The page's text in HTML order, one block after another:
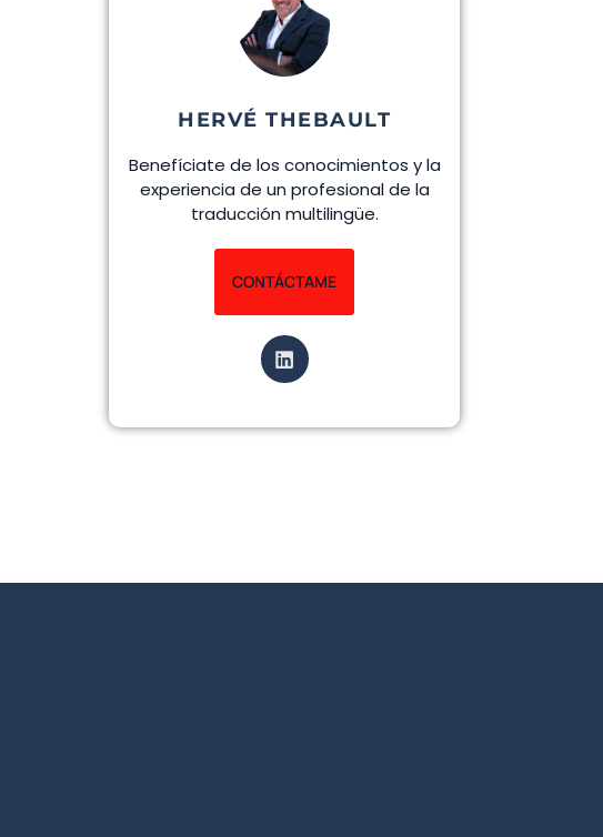
HERVÉ THEBAULT
Benefíciate de los conocimientos y la
experiencia de un profesional de la
traducción multilingüe.
CONTÁCTAME